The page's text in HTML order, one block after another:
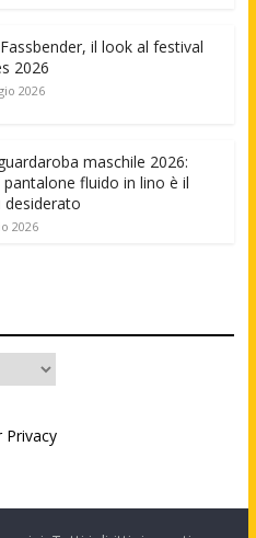
il look al festival
2026
2026
maschile 2026:
pantalone fluido in lino è il
desiderato
2026
Privacy